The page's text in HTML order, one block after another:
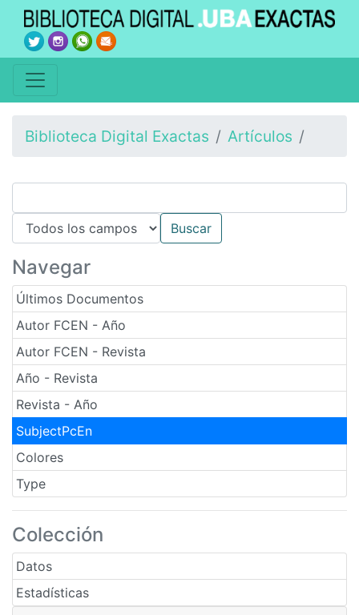
Biblioteca Digital Exactas Artículos
Navegar
Últimos Documentos
Autor FCEN - Año
Autor FCEN - Revista
Año - Revista
Revista - Año
SubjectPcEn
Colores
Type
Colección
Datos
Estadísticas